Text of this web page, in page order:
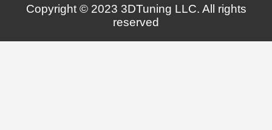
Copyright © 2023 3DTuning LLC. All rights
reserved